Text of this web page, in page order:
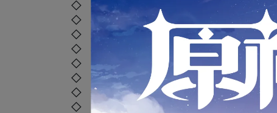
◇ 品牌：布魯可
◇ 材質：塑膠、聚苯乙烯、聚乙烯、聚丙烯
◇ 外盒尺寸：
22.5 x 22.5 x 12.5 cm
◇ 年齡：15歲以上
◇ 國際碼：
810181530223
◇ 本產品如拆封或之後壓損後即無法恢復原狀
◇ 運送過程外盒偶有碰撞擠壓，但並不損及內
◇ 商品照片僅供參考，以實際出貨商品顏色款